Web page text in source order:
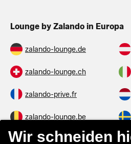
Lounge by Zalando in Europa
zalando-lounge.de
zalando-lounge.ch
zalando-prive.fr
zalando-lounge.be
zalando-lounge.fi